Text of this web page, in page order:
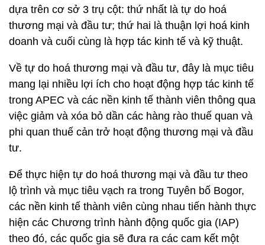
dựa trên cơ sở 3 trụ cột: thứ nhất là tự do hoá
thương mại và đầu tư; thứ hai là thuận lợi hoá kinh
doanh và cuối cùng là hợp tác kinh tế và kỹ thuật.
Về tự do hoá thương mại và đầu tư, đây là mục tiêu
mang lại nhiều lợi ích cho hoạt động hợp tác kinh tế
trong APEC và các nền kinh tế thành viên thông qua
việc giảm và xóa bỏ dần các hàng rào thuế quan và
phi quan thuế cản trở hoạt động thương mại và đầu
tư.
Để thực hiện tự do hoá thương mại và đầu tư theo
lộ trình và mục tiêu vạch ra trong Tuyên bố Bogor,
các nền kinh tế thành viên cùng nhau tiến hành thực
hiện các Chương trình hành động quốc gia (IAP)
theo đó, các quốc gia sẽ đưa ra các cam kết một